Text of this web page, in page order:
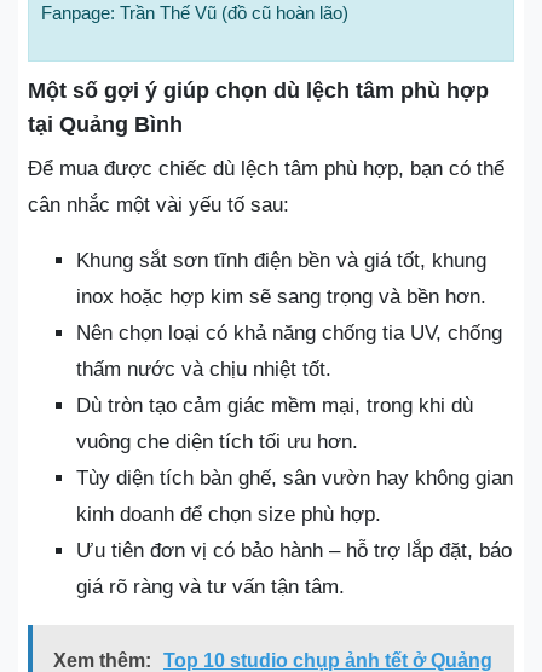
Fanpage: Trần Thế Vũ (đồ cũ hoàn lão)
Một số gợi ý giúp chọn dù lệch tâm phù hợp
tại Quảng Bình
Để mua được chiếc dù lệch tâm phù hợp, bạn có thể
cân nhắc một vài yếu tố sau:
Khung sắt sơn tĩnh điện bền và giá tốt, khung
inox hoặc hợp kim sẽ sang trọng và bền hơn.
Nên chọn loại có khả năng chống tia UV, chống
thấm nước và chịu nhiệt tốt.
Dù tròn tạo cảm giác mềm mại, trong khi dù
vuông che diện tích tối ưu hơn.
Tùy diện tích bàn ghế, sân vườn hay không gian
kinh doanh để chọn size phù hợp.
Ưu tiên đơn vị có bảo hành – hỗ trợ lắp đặt, báo
giá rõ ràng và tư vấn tận tâm.
Xem thêm: Top 10 studio chụp ảnh tết ở Quảng